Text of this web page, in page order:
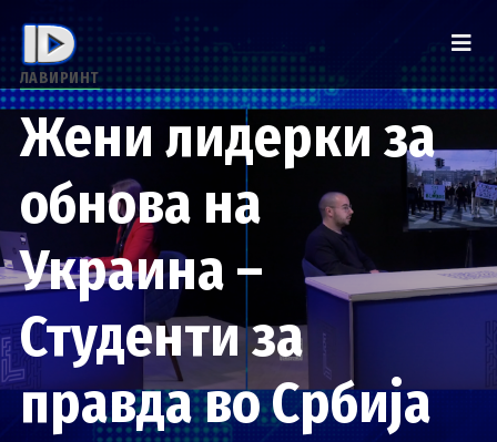
ЛАВИРИНТ
Жени лидерки за
обнова на
Украина –
Студенти за
правда во Србија